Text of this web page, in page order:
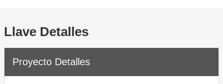
Llave Detalles
Proyecto Detalles